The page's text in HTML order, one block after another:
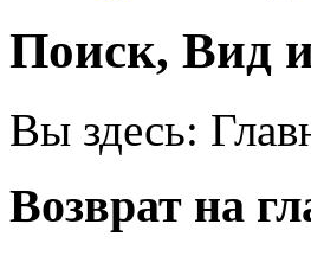
Поиск, Вид
Вы здесь:
Возврат на